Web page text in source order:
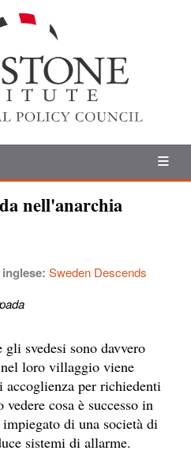
nell'anarchia
Sweden Descends
gli svedesi sono davvero
nel loro villaggio viene
accoglienza per richiedenti
cosa è successo in
di una società di
sistemi di allarme.